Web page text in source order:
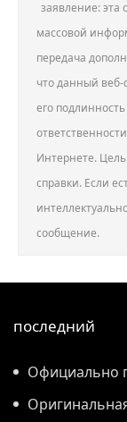
заявление: эта
массовой
передача
что данный веб-
его
Интернете.
справки. Если
сообщение.
последний
Официально
Всемирной